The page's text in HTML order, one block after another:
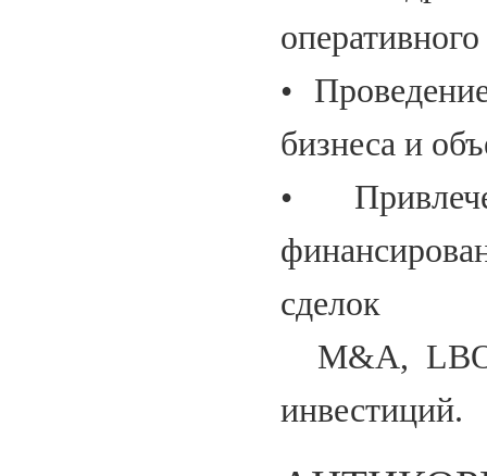
•
бизнеса и
•
сделок
M&A,
инвестиций.